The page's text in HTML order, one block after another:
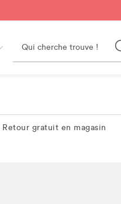
Retour gratuit aussi en magasin
Retour gratuit en magasin